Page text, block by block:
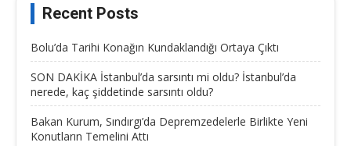
Recent Posts
Bolu’da Tarihi Konağın Kundaklandığı Ortaya Çıktı
SON DAKİKA İstanbul’da sarsıntı mi oldu? İstanbul’da
nerede, kaç şiddetinde sarsıntı oldu?
Bakan Kurum, Sındırgı’da Depremzedelerle Birlikte Yeni
Konutların Temelini Attı